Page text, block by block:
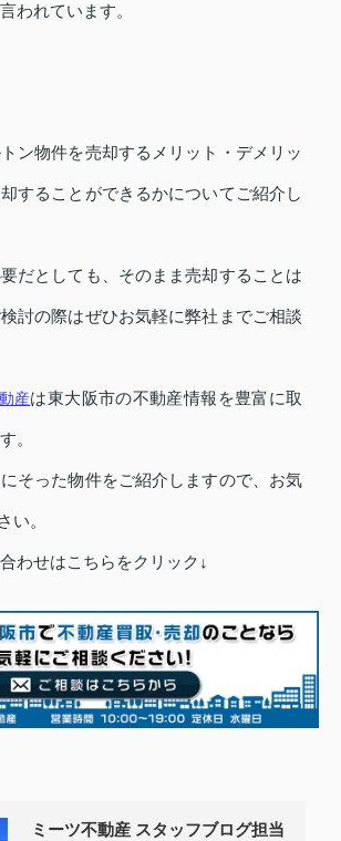
われています。
ン物件を売却するメリット・デメリッ
することができるかについてご紹介し
だとしても、そのまま売却することは
討の際はぜひお気軽に弊社までご相談
産は東大阪市の不動産情報を豊富に取
。
そった物件をご紹介しますので、お気
い。
わせはこちらをクリック↓
ミーツ不動産 スタッフブログ担当